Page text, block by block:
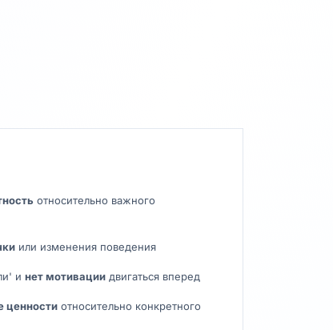
относительно важного
или изменения поведения
и нет мотивациидвигаться вперед
ценностиотносительно конкретного